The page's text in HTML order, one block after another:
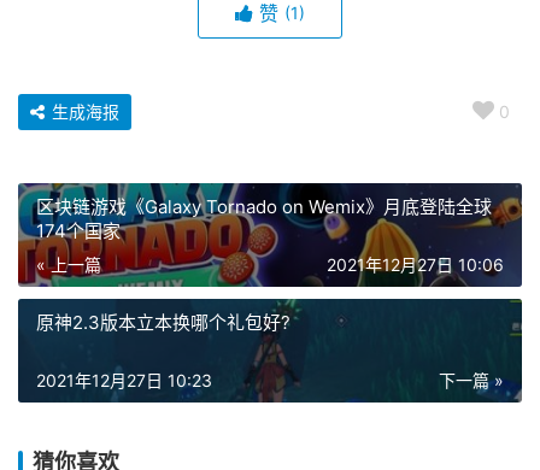
赞 (1)
0
生成海报
区块链游戏《Galaxy Tornado on Wemix》月底登陆全球
174个国家
« 上一篇 2021年12月27日 10:06
原神2.3版本立本换哪个礼包好?
下一篇 »
2021年12月27日 10:23
猜你喜欢